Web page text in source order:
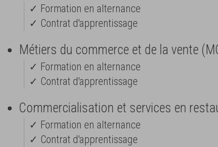
✓ Formation en alternance
✓ Contrat d'apprentissage
Métiers du commerce et de la vente
✓ Formation en alternance
✓ Contrat d'apprentissage
Commercialisation et services en
✓ Formation en alternance
✓ Contrat d'apprentissage